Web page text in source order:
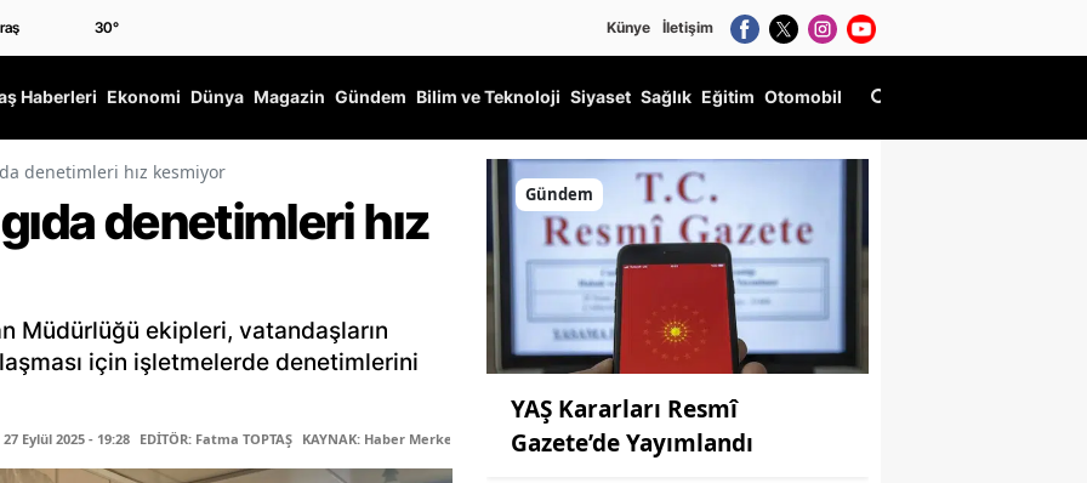
30° Künye İletişim
Haberleri Ekonomi Dünya Magazin Gündem Bilim ve Teknoloji Siyaset Sağlık Eğitim Otomobil
denetimleri hız kesmiyor
denetimleri hız
Müdürlüğü ekipleri, vatandaşların
için işletmelerde denetimlerini
27 Eylül 2025 - 19:28 EDİTÖR: Fatma TOPTAŞ KAYNAK: Haber Merkezi
Gündem
YAŞ Kararları Resmî
Gazete’de Yayımlandı